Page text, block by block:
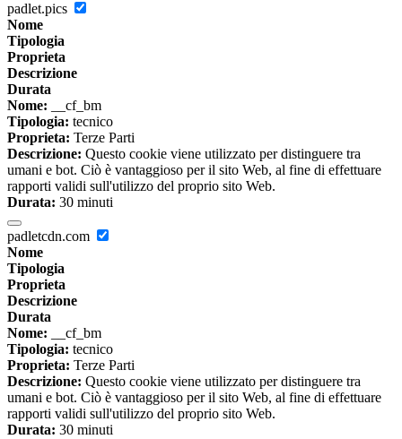
padlet.pics
Nome
Tipologia
Proprieta
Descrizione
Durata
Nome: __cf_bm
Tipologia: tecnico
Proprieta: Terze Parti
Descrizione: Questo cookie viene utilizzato per distinguere tra
umani e bot. Ciò è vantaggioso per il sito Web, al fine di effettuare
rapporti validi sull'utilizzo del proprio sito Web.
Durata: 30 minuti
padletcdn.com
Nome
Tipologia
Proprieta
Descrizione
Durata
Nome: __cf_bm
Tipologia: tecnico
Proprieta: Terze Parti
Descrizione: Questo cookie viene utilizzato per distinguere tra
umani e bot. Ciò è vantaggioso per il sito Web, al fine di effettuare
rapporti validi sull'utilizzo del proprio sito Web.
Durata: 30 minuti